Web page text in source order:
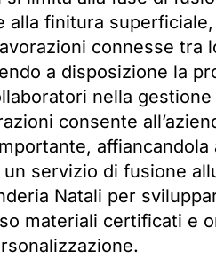
alla finitura
connesse tra
a disposizione la
nella
consente
affiancandola
servizio di fusione
Natali per
materiali certificati e